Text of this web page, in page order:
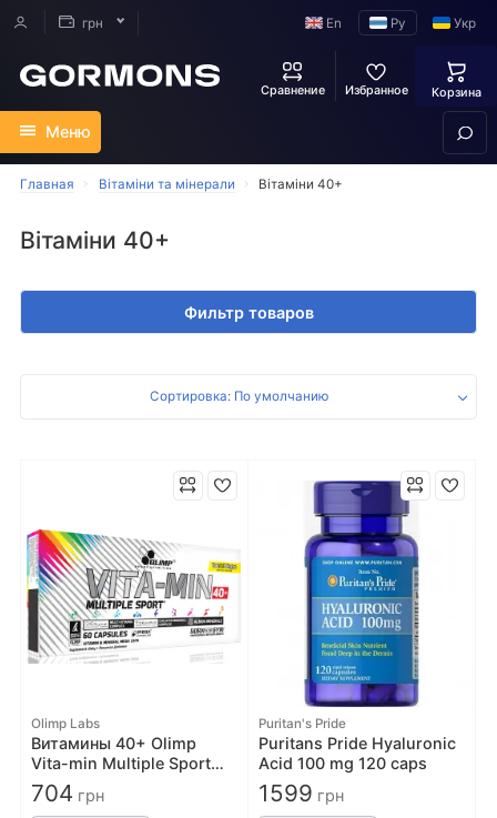
грн Укр
Ру
En
Сравнение Избранное Корзина
Меню
Главная Вітаміни та мінерали Вітаміни 40+
Вітаміни 40+
Фильтр товаров
Сортировка: По умолчанию
Olimp Labs
Витамины 40+ Olimp
Vita-min Multiple Sport
40+ 60 caps
704 грн
Puritan's Pride
Puritans Pride Hyaluronic
Acid 100 mg 120 caps
1599 грн